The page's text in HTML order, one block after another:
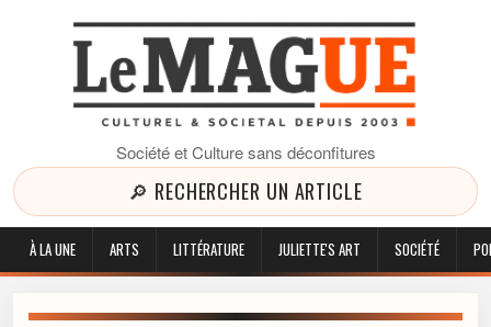
Société et Culture sans déconfitures
🔎 RECHERCHER UN ARTICLE
À LA UNE ARTS LITTÉRATURE JULIETTE'S ART SOCIÉTÉ